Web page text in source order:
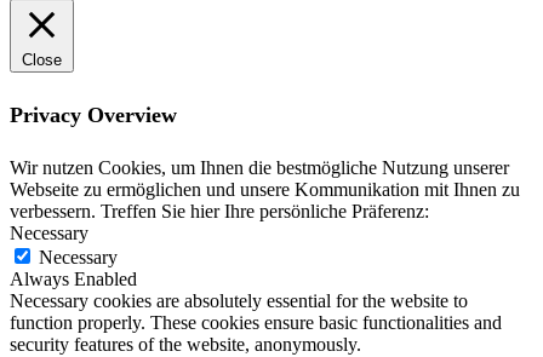
Close
Privacy Overview
Wir nutzen Cookies, um Ihnen die bestmögliche Nutzung unserer
Webseite zu ermöglichen und unsere Kommunikation mit Ihnen zu
verbessern. Treffen Sie hier Ihre persönliche Präferenz:
Necessary
Necessary
Always Enabled
Necessary cookies are absolutely essential for the website to
function properly. These cookies ensure basic functionalities and
security features of the website, anonymously.